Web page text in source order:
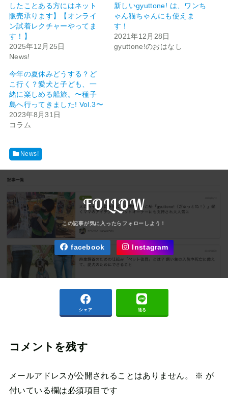
したことある方にはネット
販売承ります】【オンライ
ン試着レクチャーやってま
す！】
2025年12月25日
News!
新しいgyuttone! は、ワンち
ゃん猫ちゃんにも使えま
す！
2021年12月28日
gyuttone!のおはなし
今年の夏休みどうする？ど
こ行く？愛犬と子ども、一
緒に楽しめる船旅。〜種子
島へ行ってきました! Vol.3〜
2023年8月31日
コラム
News!
FOLLOW
facebook Instagram
シェア 送る
コメントを残す
メールアドレスが公開されることはありません。 ※ が
付いている欄は必須項目です